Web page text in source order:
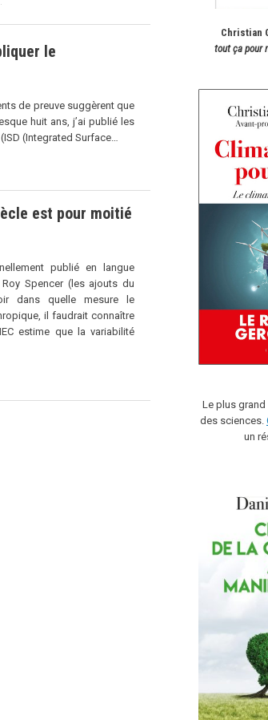
le
de preuve suggèrent que
huit ans, j’ai publié les
(Integrated Surface…
est pour moitié
publié en langue
Spencer (les ajouts du
dans quelle mesure le
il faudrait connaître
estime que la variabilité
Christian
tout ça pour
Le plus
des sciences.
un